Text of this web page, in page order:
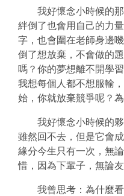
我好懷念小時候的那
絆倒了也會用自己的力
字，也會圍在老師身邊
倒了想放棄，不會做的
嗎？你的夢想離不開學
我想每個人都不想服輸
始，你就放棄競爭呢？
我好懷念小時候的夥
雖然回不去，但是它會
緣分今生只有一次，無
惜，因為下輩子，無論
我曾思考：為什麼看